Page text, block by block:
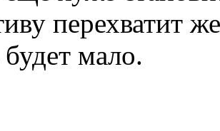
перехватит
мало.